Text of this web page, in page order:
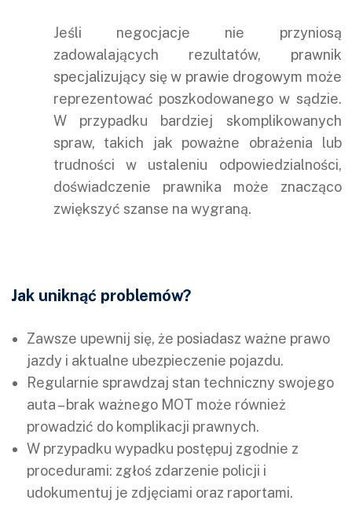
Jeśli negocjacje nie przyniosą
zadowalających rezultatów, prawnik
specjalizujący się w prawie drogowym może
reprezentować poszkodowanego w sądzie.
W przypadku bardziej skomplikowanych
spraw, takich jak poważne obrażenia lub
trudności w ustaleniu odpowiedzialności,
doświadczenie prawnika może znacząco
zwiększyć szanse na wygraną.
Jak uniknąć problemów?
Zawsze upewnij się, że posiadasz ważne prawo
jazdy i aktualne ubezpieczenie pojazdu.
Regularnie sprawdzaj stan techniczny swojego
auta – brak ważnego MOT może również
prowadzić do komplikacji prawnych.
W przypadku wypadku postępuj zgodnie z
procedurami: zgłoś zdarzenie policji i
udokumentuj je zdjęciami oraz raportami.